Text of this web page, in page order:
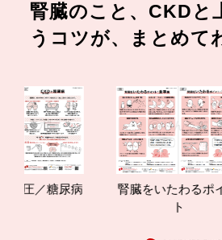
腎臓のこと、CKDと
うコツが、まとめて
尿病
腎臓をいたわるポイン